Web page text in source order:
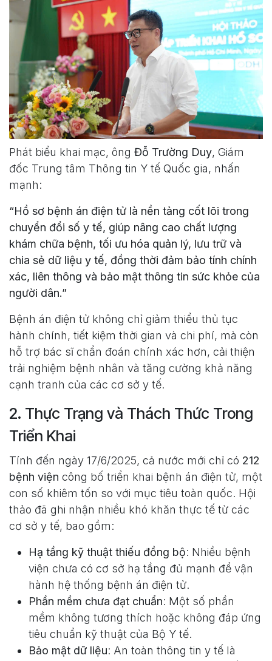
Phát biểu khai mạc, ông Đỗ Trường Duy, Giám
đốc Trung tâm Thông tin Y tế Quốc gia, nhấn
mạnh:
“Hồ sơ bệnh án điện tử là nền tảng cốt lõi trong
chuyển đổi số y tế, giúp nâng cao chất lượng
khám chữa bệnh, tối ưu hóa quản lý, lưu trữ và
chia sẻ dữ liệu y tế, đồng thời đảm bảo tính chính
xác, liên thông và bảo mật thông tin sức khỏe của
người dân.”
Bệnh án điện tử không chỉ giảm thiểu thủ tục
hành chính, tiết kiệm thời gian và chi phí, mà còn
hỗ trợ bác sĩ chẩn đoán chính xác hơn, cải thiện
trải nghiệm bệnh nhân và tăng cường khả năng
cạnh tranh của các cơ sở y tế.
2. Thực Trạng và Thách Thức Trong
Triển Khai
Tính đến ngày 17/6/2025, cả nước mới chỉ có 212
bệnh viện công bố triển khai bệnh án điện tử, một
con số khiêm tốn so với mục tiêu toàn quốc. Hội
thảo đã ghi nhận nhiều khó khăn thực tế từ các
cơ sở y tế, bao gồm:
Hạ tầng kỹ thuật thiếu đồng bộ: Nhiều bệnh
viện chưa có cơ sở hạ tầng đủ mạnh để vận
hành hệ thống bệnh án điện tử.
Phần mềm chưa đạt chuẩn: Một số phần
mềm không tương thích hoặc không đáp ứng
tiêu chuẩn kỹ thuật của Bộ Y tế.
Bảo mật dữ liệu: An toàn thông tin y tế là